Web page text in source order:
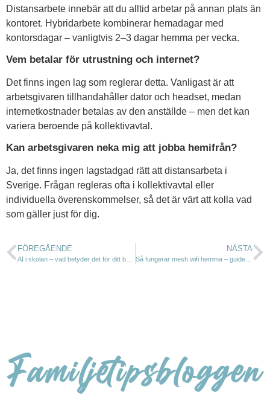
Distansarbete innebär att du alltid arbetar på annan plats än
kontoret. Hybridarbete kombinerar hemadagar med
kontorsdagar – vanligtvis 2–3 dagar hemma per vecka.
Vem betalar för utrustning och internet?
Det finns ingen lag som reglerar detta. Vanligast är att
arbetsgivaren tillhandahåller dator och headset, medan
internetkostnader betalas av den anställde – men det kan
variera beroende på kollektivavtal.
Kan arbetsgivaren neka mig att jobba hemifrån?
Ja, det finns ingen lagstadgad rätt att distansarbeta i
Sverige. Frågan regleras ofta i kollektivavtal eller
individuella överenskommelser, så det är värt att kolla vad
som gäller just för dig.
FÖREGÅENDE NÄSTA
Så fungerar mesh wifi hemma – guide för familjen